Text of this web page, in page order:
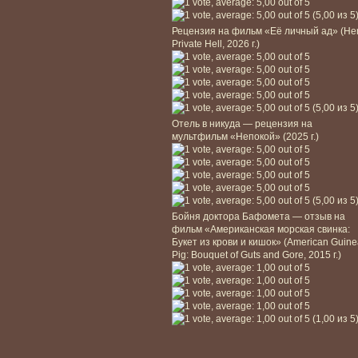
(5,00 из 5)
Рецензия на фильм «Её личный ад»
Private Hell, 2026 г.)
(5,00 из 5)
Отель в никуда — рецензия на
мультфильм «Непокой» (2025 г.)
(5,00 из 5)
Бойня доктора Бафомета — отзыв на
фильм «Американская морская свинка:
Букет из крови и кишок» (American
Pig: Bouquet of Guts and Gore, 2015 г.)
(1,00 из 5)